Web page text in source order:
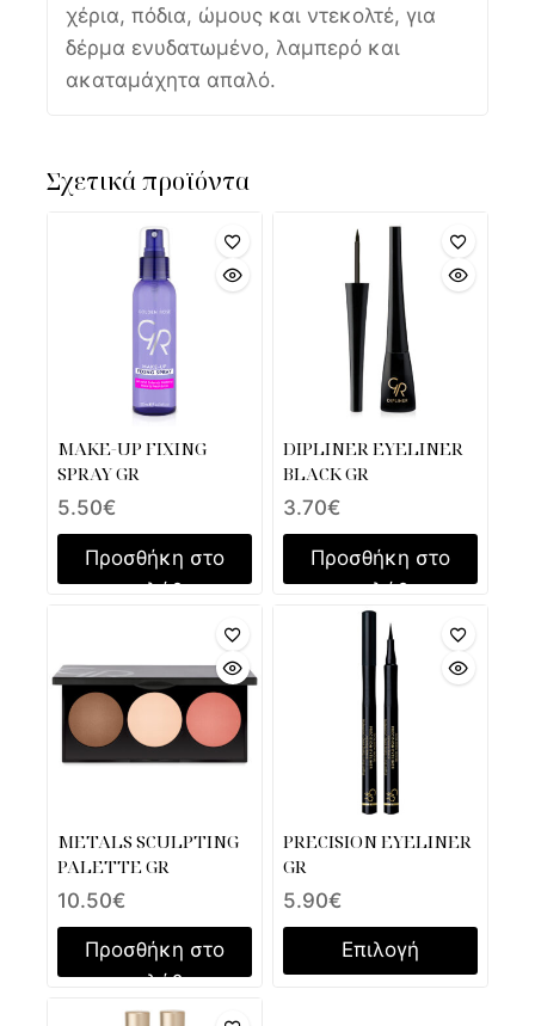
χέρια, πόδια, ώμους και ντεκολτέ, για
δέρμα ενυδατωμένο, λαμπερό και
ακαταμάχητα απαλό.
Σχετικά προϊόντα
MAKE-UP FIXING
SPRAY GR
5.50€
Προσθήκη στο
καλάθι
DIPLINER EYELINER
BLACK GR
3.70€
Προσθήκη στο
καλάθι
METALS SCULPTING
PALETTE GR
10.50€
Προσθήκη στο
καλάθι
PRECISION EYELINER
GR
5.90€
Επιλογή